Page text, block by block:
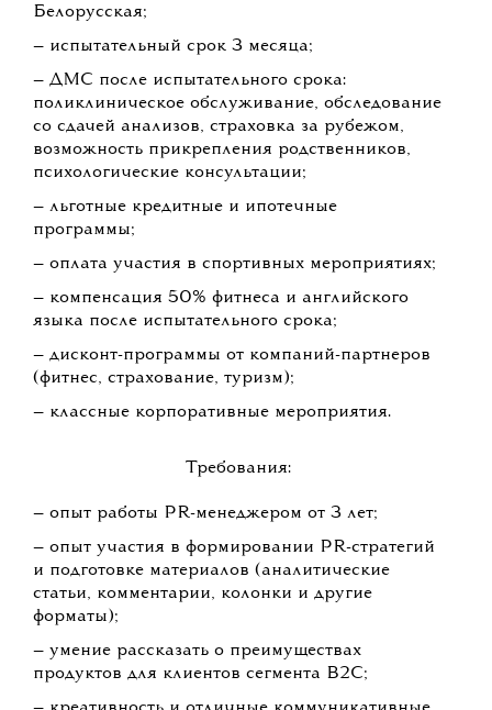
Белорусская;
— испытательный срок 3 месяца;
— ДМС после испытательного срока:
поликлиническое обслуживание, обследование
со сдачей анализов, страховка за рубежом,
возможность прикрепления родственников,
психологические консультации;
— льготные кредитные и ипотечные
программы;
— оплата участия в спортивных мероприятиях;
— компенсация 50% фитнеса и английского
языка после испытательного срока;
— дисконт-программы от компаний-партнеров
(фитнес, страхование, туризм);
— классные корпоративные мероприятия.
Требования:
— опыт работы PR-менеджером от 3 лет;
— опыт участия в формировании PR-стратегий
и подготовке материалов (аналитические
статьи, комментарии, колонки и другие
форматы);
— умение рассказать о преимуществах
продуктов для клиентов сегмента B2С;